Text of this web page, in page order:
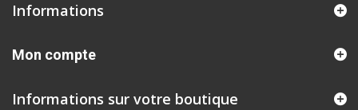
Informations
Mon compte
Informations sur votre boutique